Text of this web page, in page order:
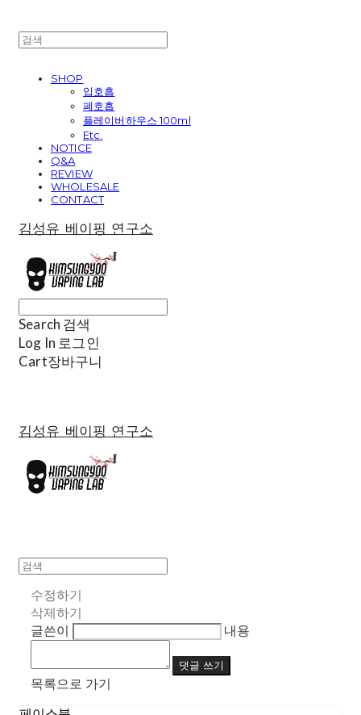
SHOP
입호흡
폐호흡
플레이버하우스 100ml
Etc.
NOTICE
Q&A
REVIEW
WHOLESALE
CONTACT
김성유 베이핑 연구소
Search 검색
Log In 로그인
Cart장바구니
김성유 베이핑 연구소
수정하기
삭제하기
글쓴이
내용
댓글 쓰기
목록으로 가기